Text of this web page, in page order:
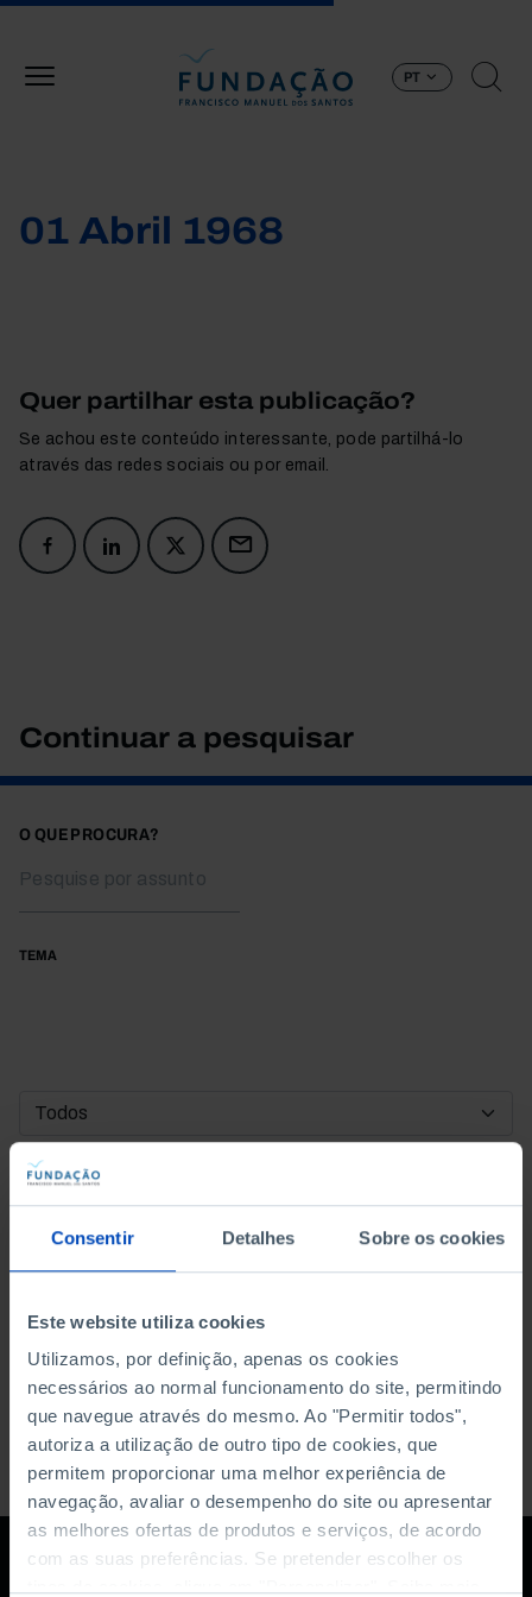
Consentir Detalhes Sobre os cookies
Este website utiliza cookies
Utilizamos, por definição, apenas os cookies
necessários ao normal funcionamento do site, permitindo
que navegue através do mesmo. Ao "Permitir todos",
autoriza a utilização de outro tipo de cookies, que
permitem proporcionar uma melhor experiência de
navegação, avaliar o desempenho do site ou apresentar
as melhores ofertas de produtos e serviços, de acordo
com as suas preferências. Se pretender escolher os
PT
01 Abril 1968
Quer partilhar esta publicação?
Se achou este conteúdo interessante, pode partilhá-lo
através das redes sociais ou por email.
Continuar a pesquisar
O QUE PROCURA?
TEMA
DATA DE INÍCIO
DATA DE FIM